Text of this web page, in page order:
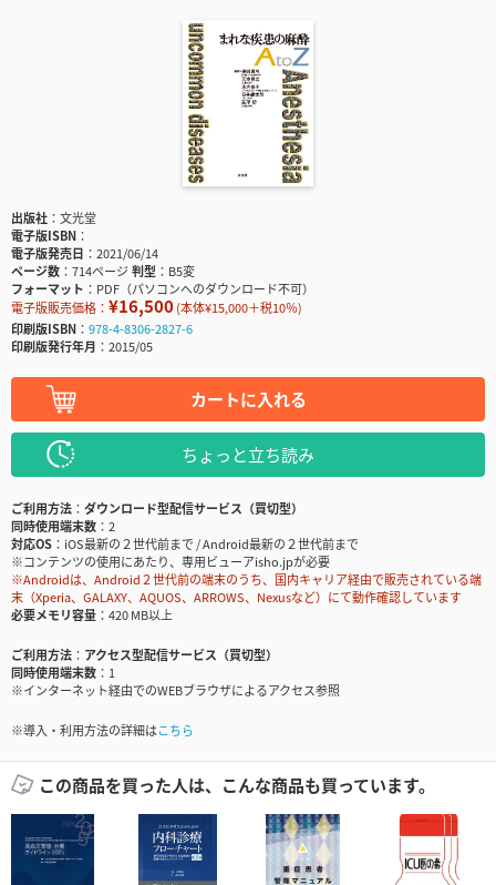
出版社
文光堂
電子版ISBN
電子版発売日
2021/06/14
ページ数
714ページ判型
B5変
フォーマット
PDF（パソコンへのダウンロード不可）
電子版販売価格： ¥16,500(本体¥15,000＋税10％)
印刷版ISBN
978-4-8306-2827-6
印刷版発行年月
2015/05
カートに入れる
ちょっと立ち読み
ご利用方法
ダウンロード型配信サービス（買切型）
同時使用端末数
2
対応OS
iOS最新の２世代前まで / Android最新の２世代前まで
※コンテンツの使用にあたり、専用ビューアisho.jpが必要
※Androidは、Android２世代前の端末のうち、国内キャリア経由で販売されている端
末（Xperia、GALAXY、AQUOS、ARROWS、Nexusなど）にて動作確認しています
必要メモリ容量
420 MB以上
ご利用方法
アクセス型配信サービス（買切型）
同時使用端末数
1
※インターネット経由でのWEBブラウザによるアクセス参照
※導入・利用方法の詳細はこちら
この商品を買った人は、こんな商品も買っています。